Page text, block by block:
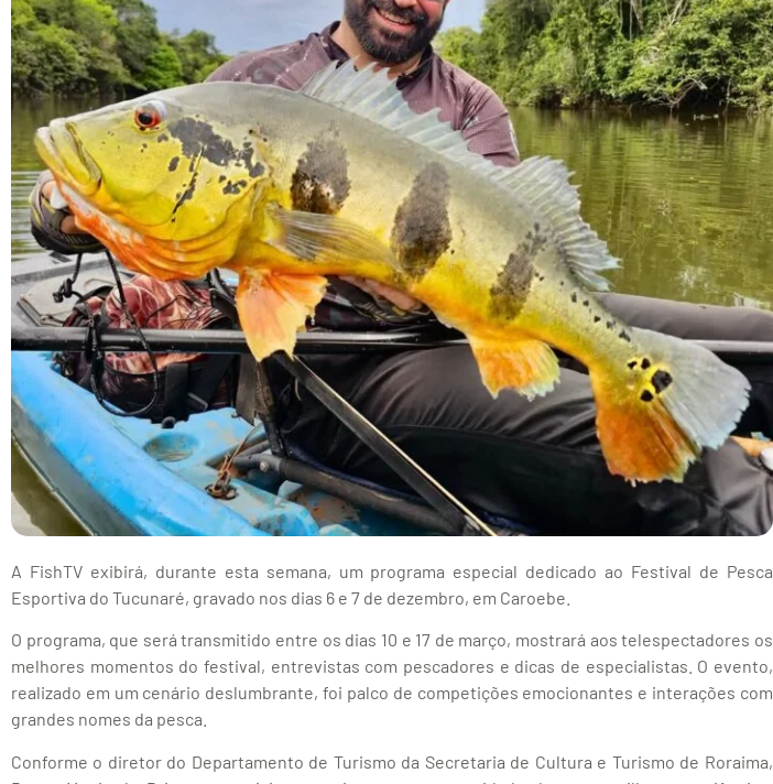
A FishTV exibirá, durante esta semana, um programa especial dedicado ao Festival de Pesca
Esportiva do Tucunaré, gravado nos dias 6 e 7 de dezembro, em Caroebe.
O programa, que será transmitido entre os dias 10 e 17 de março, mostrará aos telespectadores os
melhores momentos do festival, entrevistas com pescadores e dicas de especialistas. O evento,
realizado em um cenário deslumbrante, foi palco de competições emocionantes e interações com
grandes nomes da pesca.
Conforme o diretor do Departamento de Turismo da Secretaria de Cultura e Turismo de Roraima,